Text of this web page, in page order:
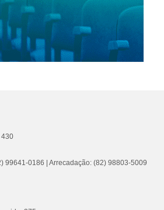
430
99641-0186 | Arrecadação: (82) 98803-5009